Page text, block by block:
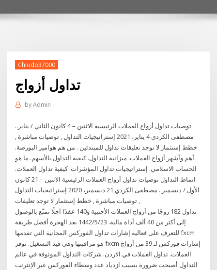
Chiodo37000
تداول أزواج
byAdmin
توصيات تداول أزواج العملات الرئيسية الاثنين – 4 كانون الثاني / يناير..
مصطفى الكردي 4 يناير، 2021 إستراتيجيات التداول , توصيات مباشرة ,
خطط إستثمار لا توجد تعليقات تداول للمبتدئين . من هم هوامير البورصة.
أهم وأشهر أزواج العملات. ميزانية التداول. كيفية التداول بالأسهم. ما هو
الحساب الاسلامي. إستراتيجيات تداول المؤشرات. كيفية تداول العملات.
انماط التداول توصيات تداول أزواج العملات الرئيسية الاثنين – 21 كانون
الأول / ديسمبر.. مصطفى الكردي 21 ديسمبر، 2020 إستراتيجيات التداول
, توصيات مباشرة , خطط إستثمار لا توجد تعليقات
تداول 182 زوجًا من أزواج العملات الأجنبية و140 عقدًا آجلًا تمتَّع بالوصول
إلى أكثر من 40 ألف أداة مالية. 23‏‏/5‏‏/1442 بعد الهجرة أفضل طريقة
للتعرف على فعالية إشارات تداول الفوركس المجانية التي تقدمها fxcm
هو مراقبتها وهي قيد التشغيل. توفر fxcm إشارات فوركس لـ 39 من أزواج
العملات. تداول العملات في الاردن. شركات التداول الموثوقة في عالم
التداول أصبحت ضرورة بسبب ازدياد عدد وسطاء الفوركس عبر الإنترنت